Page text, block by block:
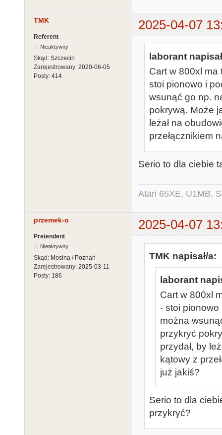
TMK 2025-04-07
Referent
Nieaktywny
Skąd: Szczecin
Zarejestrowany: 2020-06-05
Posty: 414
laborant
Cart w 800xl
stoi pionowo i
wsunąć go np.
pokrywą. Może
leżał na
przełącznikiem
Serio to dla ciebie
Atari 65XE, U1MB,
przemek-o 2025-04-07
Pretendent
Nieaktywny
Skąd: Mosina / Poznań
Zarejestrowany: 2025-03-11
Posty: 186
TMK napisał/a:
laborant
Cart w 800xl
- stoi
można
przykryć
przydał, by
kątowy z
już jakiś?
Serio to dla
przykryć?